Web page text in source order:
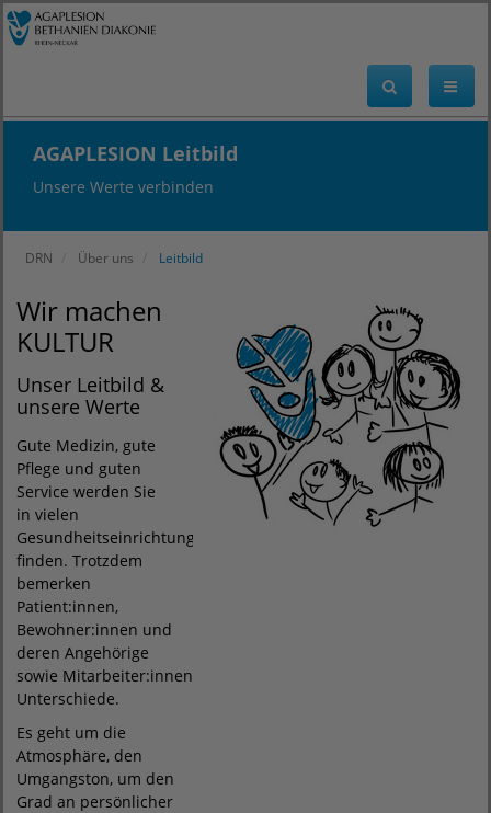
AGAPLESION Leitbild
Unsere Werte verbinden
DRN Über uns Leitbild
Wir machen
KULTUR
Unser Leitbild &
unsere Werte
Gute Medizin, gute
Pflege und guten
Service werden Sie
in vielen
Gesundheitseinrichtungen
finden. Trotzdem
bemerken
Patient:innen,
Bewohner:innen und
deren Angehörige
sowie Mitarbeiter:innen
Unterschiede.
Es geht um die
Atmosphäre, den
Umgangston, um den
Grad an persönlicher